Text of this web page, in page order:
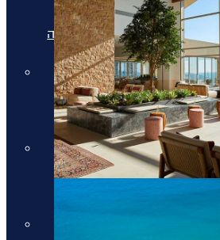
מלונות יוקרה בריביירה של אתונה
מלונות יוקרה ביוון היבשתית
מלונות יוקרה ביוון היבשתית
מלונות יוקרה בסלוניקי
מלונות יוקרה בסלוניקי